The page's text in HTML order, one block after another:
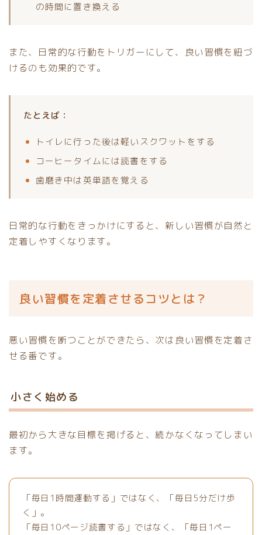
の時間に置き換える
また、日常的な行動をトリガーにして、良い習慣を紐づ
けるのも効果的です。
たとえば：
トイレに行った後は軽いスクワットをする
コーヒータイムには読書をする
歯磨き中は英単語を覚える
日常的な行動をきっかけにすると、新しい習慣が自然と
定着しやすくなります。
良い習慣を定着させるコツとは？
悪い習慣を断つことができたら、次は良い習慣を定着さ
せる番です。
小さく始める
最初から大きな目標を掲げると、続かなくなってしまい
ます。
「毎日1時間運動する」ではなく、「毎日5分だけ歩
く」。
「毎日10ページ読書する」ではなく、「毎日1ペー